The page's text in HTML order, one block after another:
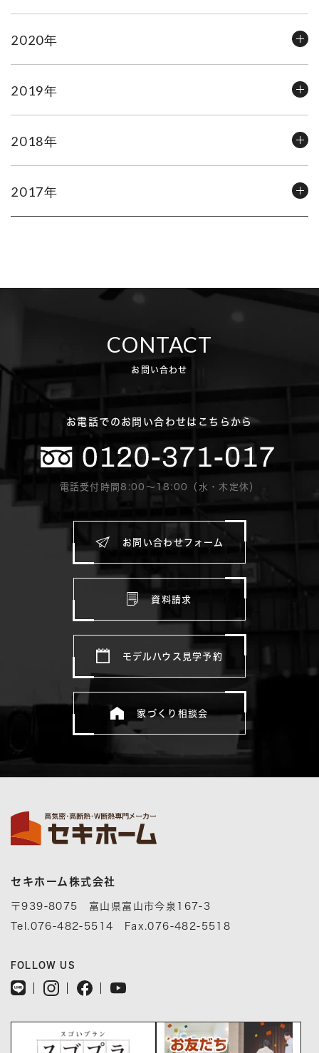
2020年
2019年
2018年
2017年
CONTACT
お問い合わせ
お電話でのお問い合わせはこちらから
電話受付時間8:00〜18:00（水・木定休）
お問い合わせフォーム
資料請求
モデルハウス見学予約
家づくり相談会
セキホーム株式会社
〒939-8075 富山県富山市今泉167-3
Tel.076-482-5514 Fax.076-482-5518
FOLLOW US